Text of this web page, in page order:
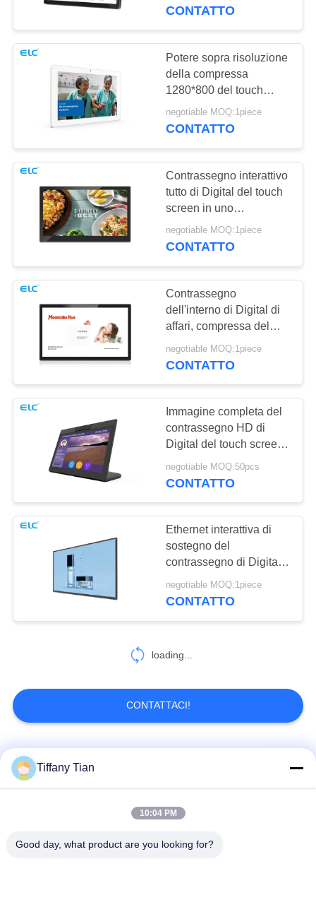
Edge Light Tablet
Tablet PC per uso
medico
35
Segnaletica a
doppio schermo
Calendari Digitali
Tablet per la casa
6
CONTATTO
Potere sopra risoluzione
della compressa
1280*800 del touch
screen di Android di
Ethernet con il RJ45
negotiable MOQ:1piece
CONTATTO
Contrassegno interattivo
tutto di Digital del touch
screen in uno
ampiamente usato con
la macchina fotografica
negotiable MOQ:1piece
CONTATTO
Contrassegno
dell'interno di Digital di
affari, compressa del
touch screen di Android
a 32 pollici
negotiable MOQ:1piece
CONTATTO
Immagine completa del
contrassegno HD di
Digital del touch screen
RK3288 con la funzione
di PoE
negotiable MOQ:50pcs
CONTATTO
Ethernet interattiva di
sostegno del
contrassegno di Digital
del touch screen con la
macchina fotografica
negotiable MOQ:1piece
CONTATTO
loading...
CONTATTACI!
Categorie popolari
Soluzioni per display
Tiffany Tian
10:04 PM
Good day, what product are you looking for?